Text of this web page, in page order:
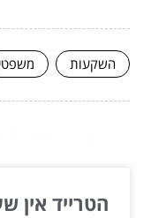
השקעות משפטי
הטרייד אין